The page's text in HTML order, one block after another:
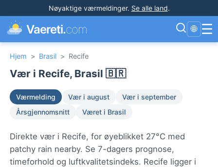
Nøyaktige værmeldinger. Se alle land.
Vaereti.com 🌐 ☰
Hjem > Brasil > Recife
Vær i Recife, Brasil 🇧🇷
Værmelding Vær i august
Vær i september
Årsgjennomsnitt
Været i Brasil
Direkte vær i Recife, for øyeblikket 27°C med
patchy rain nearby. Se 7-dagers prognose,
timeforhold og luftkvalitetsindeks. Recife ligger i